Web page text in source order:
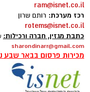
ram@isnet.co.il
רכז מערכת: רותם שרון
rotems@isnet.co.il
כתבת מגזין, חברה ורכילות:
sharondinarr@gmail.com
מכירות פרסום בבאר שבע